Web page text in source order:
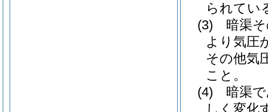
られてい
(3)
暗渠
より気圧
その他気
こと。
(4)
暗渠
しく変化